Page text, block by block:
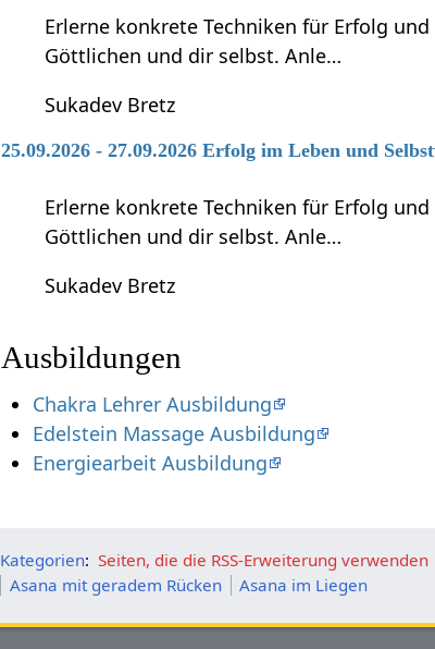
Erlerne konkrete Techniken für Erfolg
Göttlichen und dir selbst. Anle…
Sukadev Bretz
25.09.2026 - 27.09.2026 Erfolg im Leben und
Erlerne konkrete Techniken für Erfolg
Göttlichen und dir selbst. Anle…
Sukadev Bretz
Ausbildungen
Chakra Lehrer Ausbildung
Edelstein Massage Ausbildung
Energiearbeit Ausbildung
Kategorien: Seiten, die die RSS-Erweiterung verwenden
Asana mit geradem Rücken
Asana im Liegen